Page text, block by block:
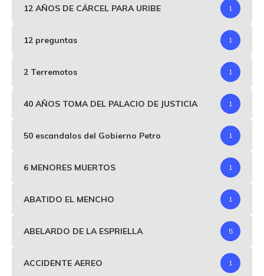
12 AÑOS DE CÁRCEL PARA URIBE 1
12 preguntas 1
2 Terremotos 1
40 AÑOS TOMA DEL PALACIO DE JUSTICIA 1
50 escandalos del Gobierno Petro 1
6 MENORES MUERTOS 1
ABATIDO EL MENCHO 1
ABELARDO DE LA ESPRIELLA 5
ACCIDENTE AEREO 1